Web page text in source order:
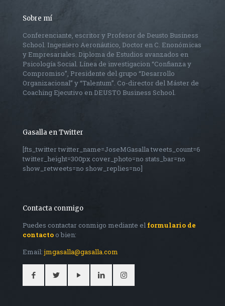
Sobre mí
Conferenciante, escritor y Profesor de Deusto Business
School. Ingeniero Aeronáutico, Doctor en C. Enonómicas
y Empresariales. Diploma de Estudios avanzados en
Psicología Social. Línea de investigacion “Confianza y
Compromiso”, Presidente del grupo “Desarrollo
Organizacional” y “Talentum”. Co-director del Máster de
Coaching Ejecutivo en DEUSTO Business School.
Gasalla en Twitter
[fts_twitter twitter_name=JoseMGasalla tweets_count=6
twitter_height=300px cover_photo=no stats_bar=no
show_retweets=no show_replies=no]
Contacta conmigo
Puedes contactar conmigo mediante el formulario de
contacto o bien:
Email:jmgasalla@gasalla.com